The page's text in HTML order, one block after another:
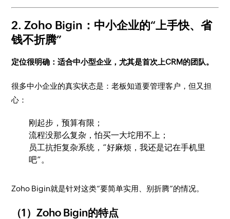
2. Zoho Bigin：中小企业的“上手快、省
钱不折腾”
定位很明确：适合中小型企业，尤其是首次上CRM的团队。
很多中小企业的真实状态是：老板知道要管理客户，但又担
心：
刚起步，预算有限；
流程没那么复杂，怕买一大坨用不上；
员工抗拒复杂系统，“好麻烦，我还是记在手机里
吧”。
Zoho Bigin就是针对这类“要简单实用、别折腾”的情况。
（1）Zoho Bigin的特点